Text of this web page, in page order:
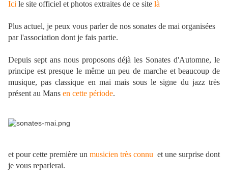
Ici le site officiel et photos extraites de ce site là
Plus actuel, je peux vous parler de nos sonates de mai organisées
par l'association dont je fais partie.
Depuis sept ans nous proposons déjà les Sonates d'Automne, le
principe est presque le même un peu de marche et beaucoup de
musique, pas classique en mai mais sous le signe du jazz très
présent au Mans en cette période.
et pour cette première un musicien très connu et une surprise dont
je vous reparlerai.